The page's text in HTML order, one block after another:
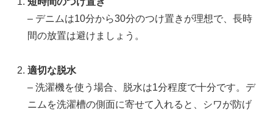
– デニムは10分から30分のつけ置きが理想で、長時
間の放置は避けましょう。
適切な脱水
– 洗濯機を使う場合、脱水は1分程度で十分です。デ
ニムを洗濯槽の側面に寄せて入れると、シワが防げ